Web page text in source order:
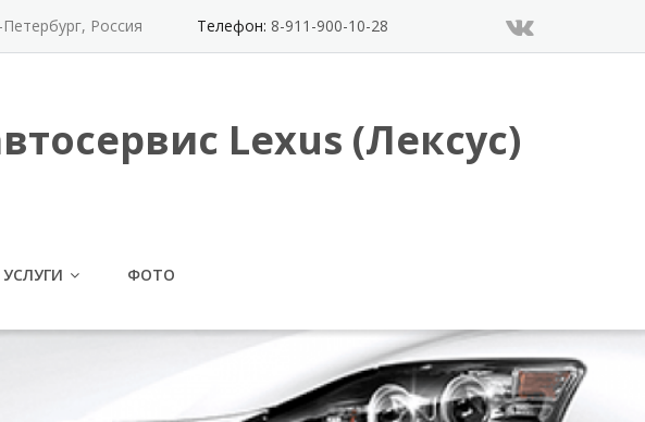
Россия Телефон: 8-911-900-10-28
Lexus (Лексус)
УСЛУГИ ФОТО